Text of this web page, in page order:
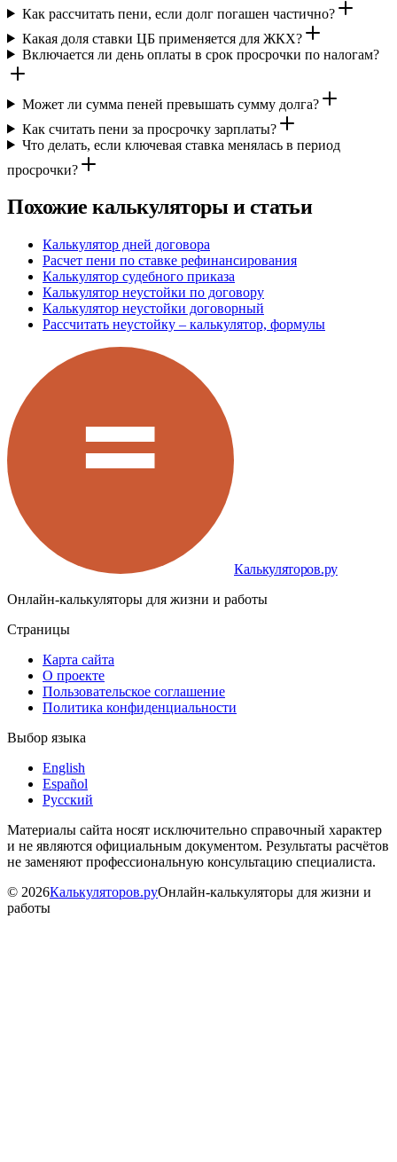
Как рассчитать пени, если долг погашен частично?
Какая доля ставки ЦБ применяется для ЖКХ?
Включается ли день оплаты в срок просрочки по налогам?
Может ли сумма пеней превышать сумму долга?
Как считать пени за просрочку зарплаты?
Что делать, если ключевая ставка менялась в период
просрочки?
Похожие калькуляторы и статьи
Калькулятор дней договора
Расчет пени по ставке рефинансирования
Калькулятор судебного приказа
Калькулятор неустойки по договору
Калькулятор неустойки договорный
Рассчитать неустойку – калькулятор, формулы
Калькуляторов.ру
Онлайн-калькуляторы для жизни и работы
Страницы
Карта сайта
О проекте
Пользовательское соглашение
Политика конфиденциальности
Выбор языка
English
Español
Русский
Материалы сайта носят исключительно справочный характер
и не являются официальным документом. Результаты расчётов
не заменяют профессиональную консультацию специалиста.
© 2026Калькуляторов.руОнлайн-калькуляторы для жизни и
работы